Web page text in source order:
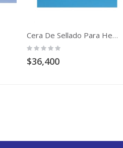
Cera De Sellado Para Hematocrito 24 Puestos De Depósito
Rating:
$36,400